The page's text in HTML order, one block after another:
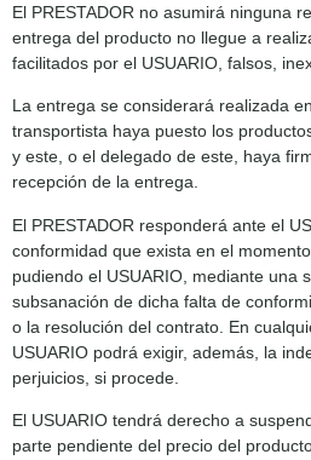
El PRESTADOR no asumirá ninguna
entrega del producto no llegue a
facilitados por el USUARIO, falsos,
La entrega se considerará realizada
transportista haya puesto los
y este, o el delegado de este, haya
recepción de la entrega.
El PRESTADOR responderá ante el
conformidad que exista en el
pudiendo el USUARIO, mediante una
subsanación de dicha falta de
o la resolución del contrato. En
USUARIO podrá exigir, además, la
perjuicios, si procede.
El USUARIO tendrá derecho a
parte pendiente del precio del